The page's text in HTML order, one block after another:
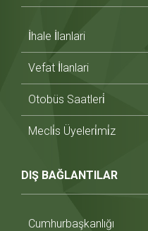
İhale İlanlari
Vefat İlanlari
Otobüs Saatleri̇
Mecli̇s Üyeleri̇mi̇z
DIŞ BAĞLANTILAR
Cumhurbaşkanlığı